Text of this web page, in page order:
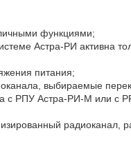
функциями;
Астра-РИ активна
питания;
выбираемые
с РПУ Астра-РИ-М или с
радиоканал,